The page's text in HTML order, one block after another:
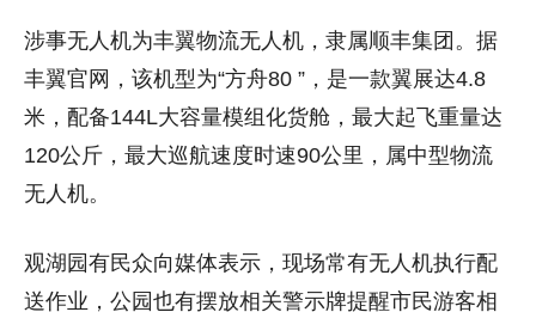
涉事无人机为丰翼物流无人机，隶属顺丰集团。据
丰翼官网，该机型为“方舟80 ”，是一款翼展达4.8
米，配备144L大容量模组化货舱，最大起飞重量达
120公斤，最大巡航速度时速90公里，属中型物流
无人机。
观湖园有民众向媒体表示，现场常有无人机执行配
送作业，公园也有摆放相关警示牌提醒市民游客相